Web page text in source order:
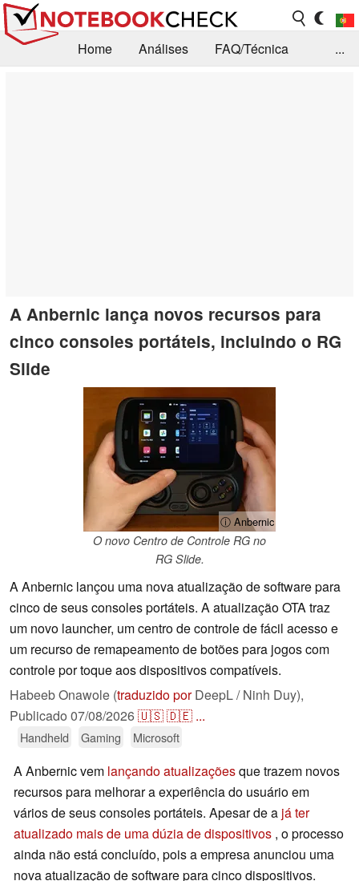
Home Análises
FAQ/Técnica
...
A Anbernic lança novos recursos para
cinco consoles portáteis, incluindo o RG
Slide
ⓘ Anbernic
O novo Centro de Controle RG no
RG Slide.
A Anbernic lançou uma nova atualização de software para
cinco de seus consoles portáteis. A atualização OTA traz
um novo launcher, um centro de controle de fácil acesso e
um recurso de remapeamento de botões para jogos com
controle por toque aos dispositivos compatíveis.
Habeeb Onawole (traduzido porDeepL / Ninh Duy),
Publicado 07/08/2026🇺🇸🇩🇪 ...
Handheld Gaming Microsoft
A Anbernic vem lançando atualizaçõesque trazem novos
recursos para melhorar a experiência do usuário em
vários de seus consoles portáteis. Apesar de a já ter
atualizado mais de uma dúzia de dispositivos , o processo
ainda não está concluído, pois a empresa anunciou uma
nova atualização de software para cinco dispositivos.